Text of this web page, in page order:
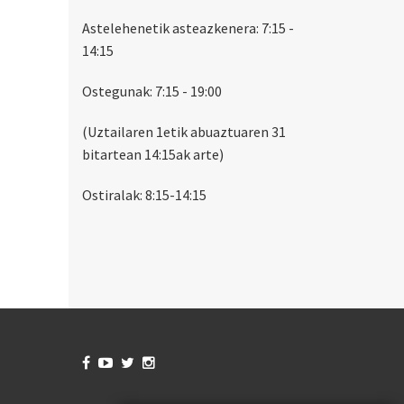
Astelehenetik asteazkenera: 7:15 -
14:15
Ostegunak: 7:15 - 19:00
(Uztailaren 1etik abuaztuaren 31
bitartean 14:15ak arte)
Ostiralak: 8:15-14:15
   